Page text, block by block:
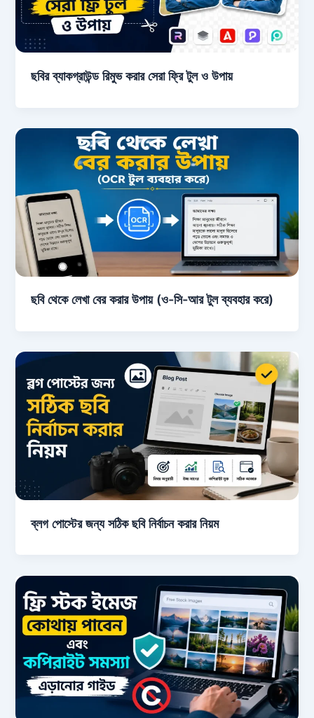
ছবির ব্যাকগ্রাউন্ড রিমুভ করার সেরা ফ্রি টুল ও উপায়
ছবি থেকে লেখা বের করার উপায় (ও-সি-আর টুল ব্যবহার করে)
ব্লগ পোস্টের জন্য সঠিক ছবি নির্বাচন করার নিয়ম